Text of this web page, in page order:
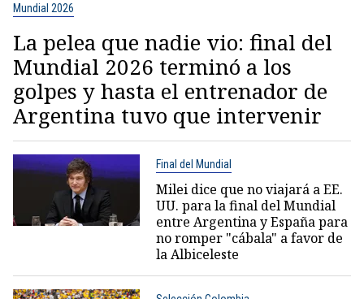
Mundial 2026
La pelea que nadie vio: final del
Mundial 2026 terminó a los
golpes y hasta el entrenador de
Argentina tuvo que intervenir
Final del Mundial
Milei dice que no viajará a EE.
UU. para la final del Mundial
entre Argentina y España para
no romper "cábala" a favor de
la Albiceleste